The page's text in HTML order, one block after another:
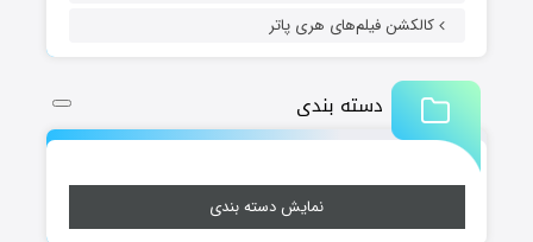
کالکشن فیلم‌های هری پاتر
دسته بندی
نمایش دسته بندی